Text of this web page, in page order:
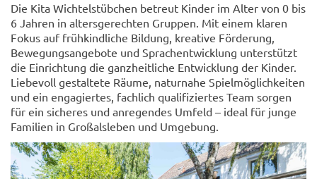
Die Kita Wichtelstübchen betreut Kinder im Alter von 0 bis
6 Jahren in altersgerechten Gruppen. Mit einem klaren
Fokus auf frühkindliche Bildung, kreative Förderung,
Bewegungsangebote und Sprachentwicklung unterstützt
die Einrichtung die ganzheitliche Entwicklung der Kinder.
Liebevoll gestaltete Räume, naturnahe Spielmöglichkeiten
und ein engagiertes, fachlich qualifiziertes Team sorgen
für ein sicheres und anregendes Umfeld – ideal für junge
Familien in Großalsleben und Umgebung.